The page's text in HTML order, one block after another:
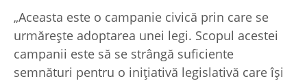
„Aceasta este o campanie civică prin care se
urmărește adoptarea unei legi. Scopul acestei
campanii este să se strângă suficiente
semnături pentru o inițiativă legislativă care își